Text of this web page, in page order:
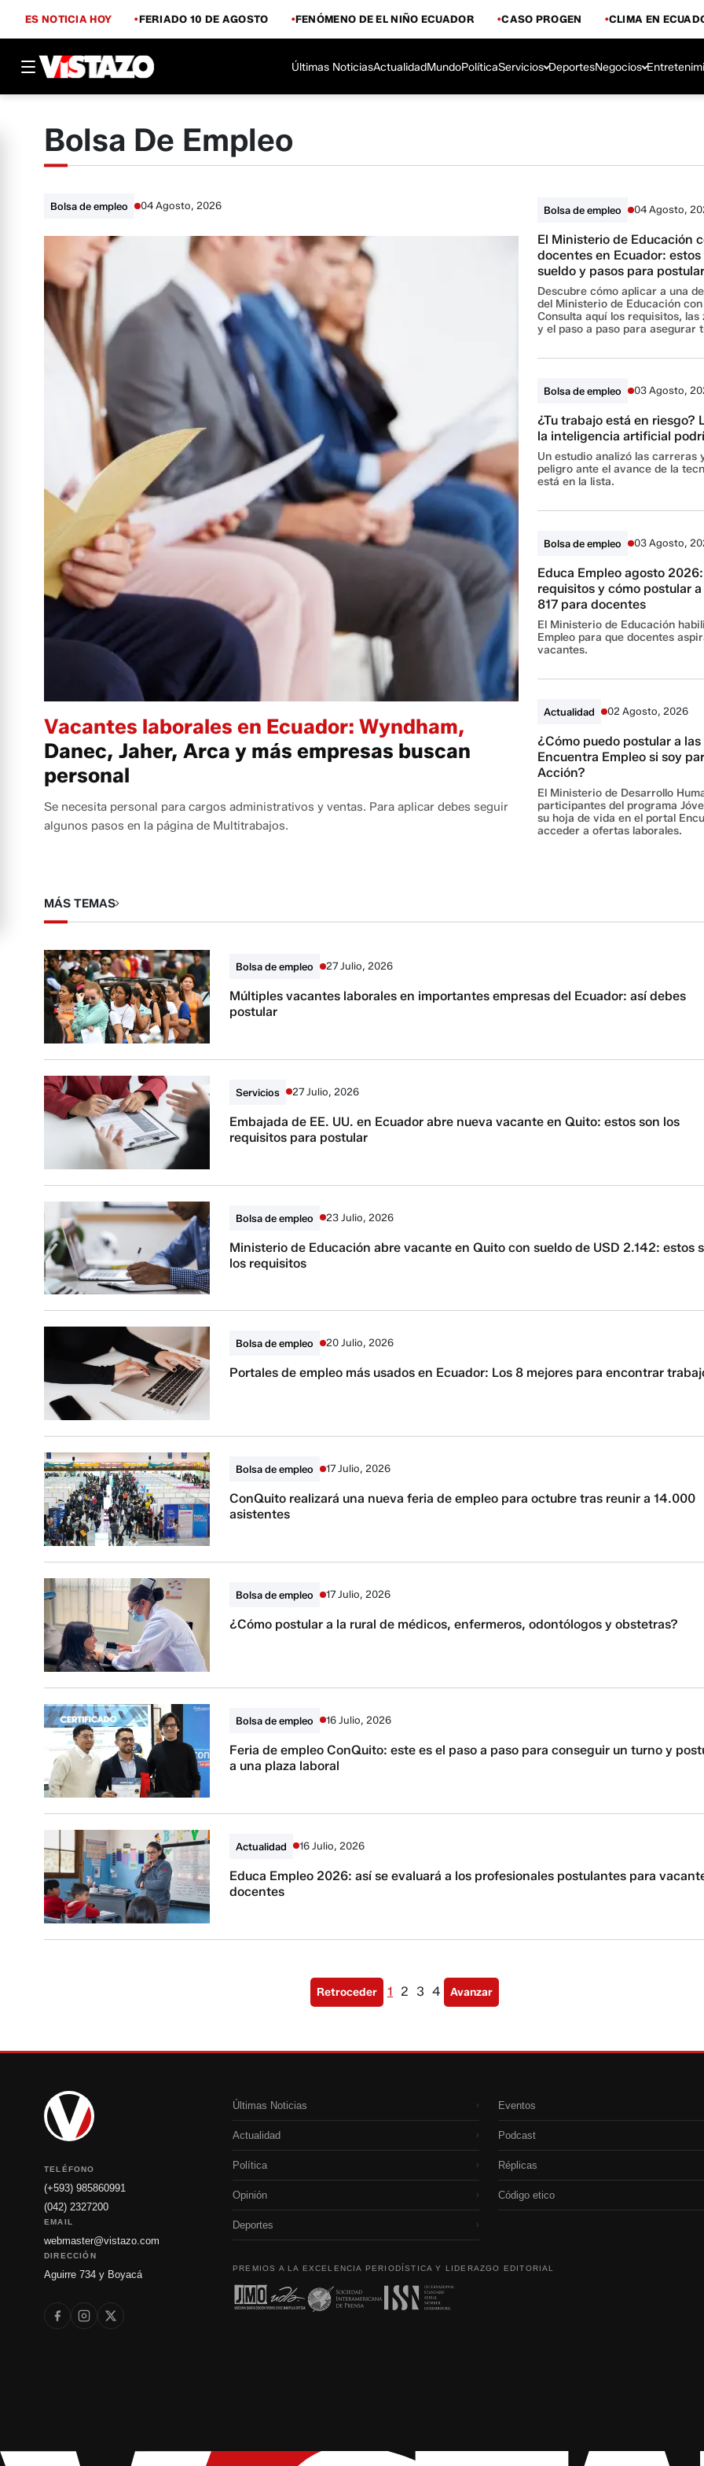
ES NOTICIA HOY FERIADO 10 DE AGOSTO FENÓMENO DE EL NIÑO ECUADOR CASO PROGEN CLIMA EN
Últimas NoticiasActualidadMundoPolíticaServicios DeportesNegocios
Bolsa De Empleo
Bolsa de empleo 04 Agosto, 2026
Vacantes laborales en Ecuador: Wyndham,
Danec, Jaher, Arca y más empresas buscan
personal
Se necesita personal para cargos administrativos y ventas. Para aplicar debes seguir
algunos pasos en la página de Multitrabajos.
Bolsa de empleo 04 Agosto,
El Ministerio de Educación
docentes en Ecuador:
sueldo y pasos para postular
Descubre cómo aplicar a una
del Ministerio de Educación con
Consulta aquí los requisitos,
y el paso a paso para asegurar
Bolsa de empleo 03 Agosto,
¿Tu trabajo está en riesgo?
la inteligencia artificial
Un estudio analizó las carreras
peligro ante el avance de la
está en la lista.
Bolsa de empleo 03 Agosto,
Educa Empleo agosto
requisitos y cómo postular
817 para docentes
El Ministerio de Educación
Empleo para que docentes
vacantes.
Actualidad 02 Agosto, 2026
¿Cómo puedo postular a
Encuentra Empleo si soy
Acción?
El Ministerio de Desarrollo
participantes del programa
su hoja de vida en el portal
acceder a ofertas laborales.
MÁS TEMAS
Bolsa de empleo 27 Julio, 2026
Múltiples vacantes laborales en importantes empresas del Ecuador: así debes
postular
Servicios 27 Julio, 2026
Embajada de EE. UU. en Ecuador abre nueva vacante en Quito: estos son los
requisitos para postular
Bolsa de empleo 23 Julio, 2026
Ministerio de Educación abre vacante en Quito con sueldo de USD 2.142: estos
los requisitos
Bolsa de empleo 20 Julio, 2026
Portales de empleo más usados en Ecuador: Los 8 mejores para encontrar
Bolsa de empleo 17 Julio, 2026
ConQuito realizará una nueva feria de empleo para octubre tras reunir a 14.000
asistentes
Bolsa de empleo 17 Julio, 2026
¿Cómo postular a la rural de médicos, enfermeros, odontólogos y obstetras?
Bolsa de empleo 16 Julio, 2026
Feria de empleo ConQuito: este es el paso a paso para conseguir un turno y
a una plaza laboral
Actualidad 16 Julio, 2026
Educa Empleo 2026: así se evaluará a los profesionales postulantes para
docentes
Retroceder 1 2 3 4 Avanzar
TELÉFONO
(+593) 985860991
(042) 2327200
EMAIL
webmaster@vistazo.com
DIRECCIÓN
Aguirre 734 y Boyacá
Últimas Noticias ›
Actualidad ›
Política ›
Opinión ›
Deportes ›
Eventos
Podcast
Réplicas
Código etico
PREMIOS A LA EXCELENCIA PERIODÍSTICA Y LIDERAZGO EDITORIAL